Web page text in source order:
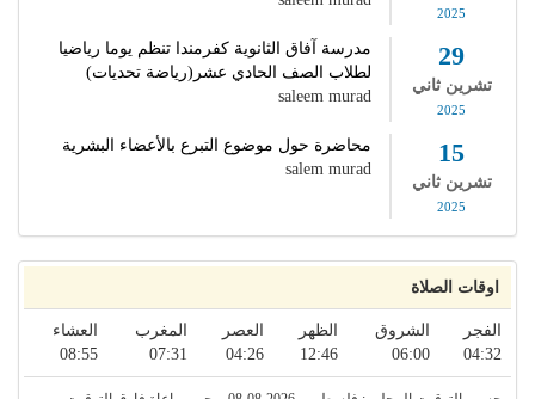
2025
29
تشرين ثاني
2025
مدرسة آفاق الثانوية كفرمندا تنظم يوما رياضيا
لطلاب الصف الحادي عشر(رياضة تحديات)
saleem murad
15
تشرين ثاني
2025
محاضرة حول موضوع التبرع بالأعضاء البشرية
salem murad
اوقات الصلاة
الفجر
04:32
الشروق
06:00
الظهر
12:46
العصر
04:26
المغرب
07:31
العشاء
08:55